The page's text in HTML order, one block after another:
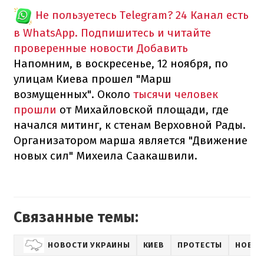
Не пользуетесь Telegram? 24 Канал есть
в WhatsApp. Подпишитесь и читайте
проверенные новости Добавить
Напомним, в воскресенье, 12 ноября, по
улицам Киева прошел "Марш
возмущенных". Около тысячи человек
прошли от Михайловской площади, где
начался митинг, к стенам Верховной Рады.
Организатором марша является "Движение
новых сил" Михеила Саакашвили.
Связанные темы:
НОВОСТИ УКРАИНЫ КИЕВ ПРОТЕСТЫ